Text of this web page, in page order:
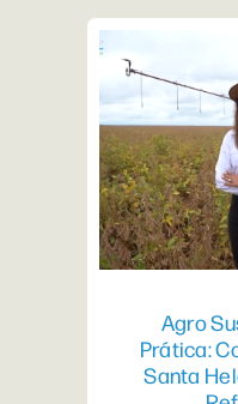
Agro
Prática:
Santa